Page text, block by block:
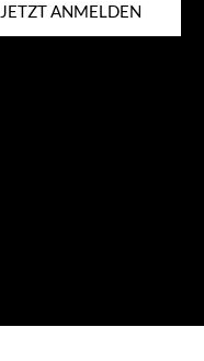
JETZT ANMELDEN